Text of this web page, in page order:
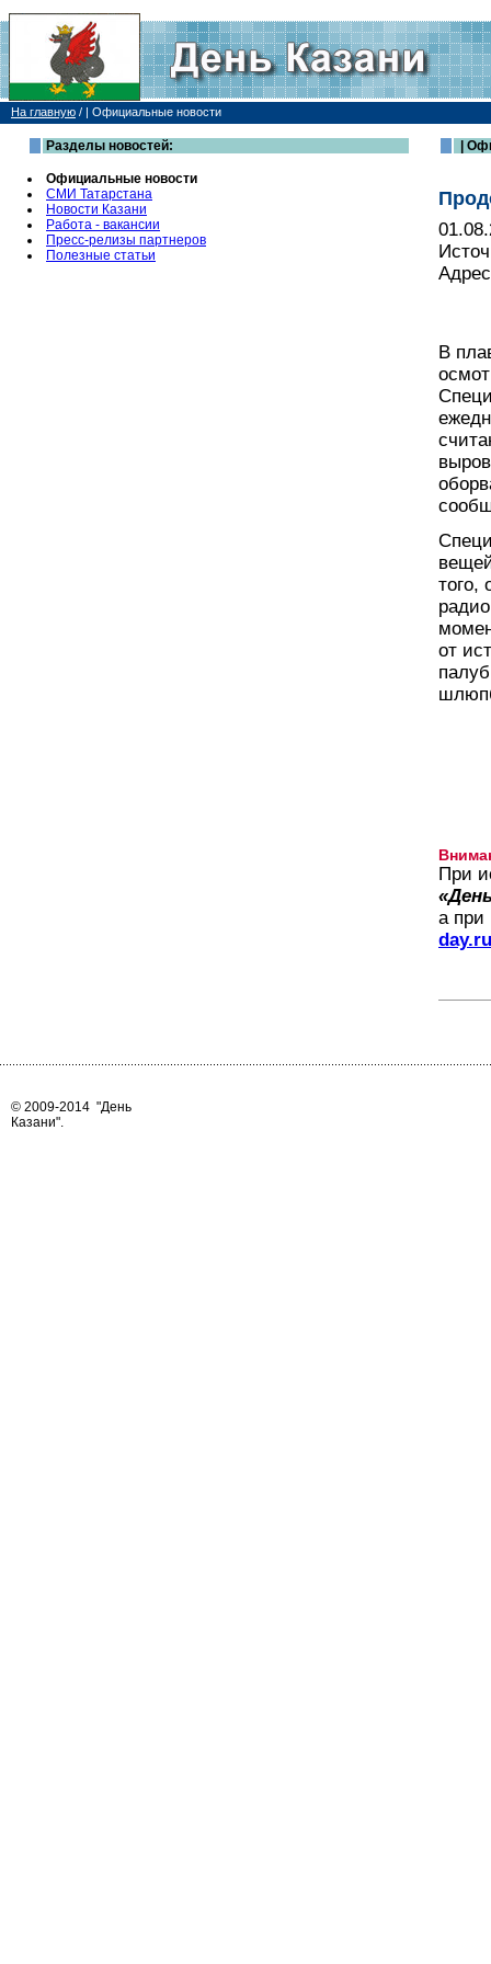
На главную / | Официальные новости
Разделы новостей:
Официальные новости
СМИ Татарстана
Новости Казани
Работа - вакансии
Пресс-релизы партнеров
Полезные статьи
|
В
того,
от
При
а при
day.ru
© 2009-2014 "День
Казани".